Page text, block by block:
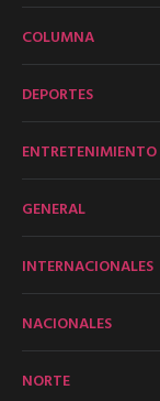
COLUMNA
DEPORTES
ENTRETENIMIENTO
GENERAL
INTERNACIONALES
NACIONALES
NORTE